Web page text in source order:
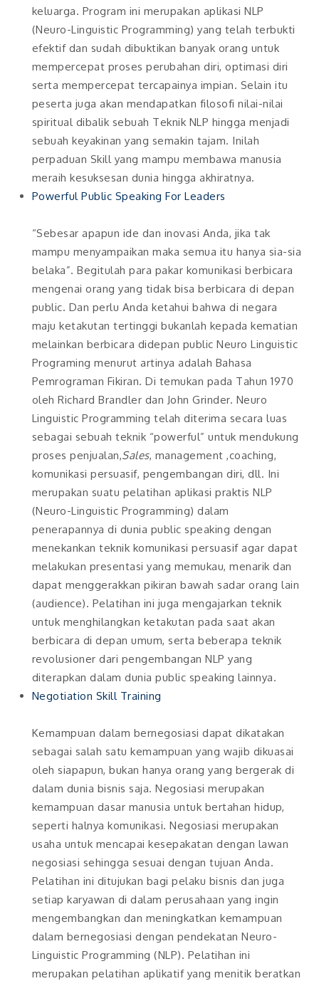
keluarga. Program ini merupakan aplikasi NLP
(Neuro-Linguistic Programming) yang telah terbukti
efektif dan sudah dibuktikan banyak orang untuk
mempercepat proses perubahan diri, optimasi diri
serta mempercepat tercapainya impian. Selain itu
peserta juga akan mendapatkan filosofi nilai-nilai
spiritual dibalik sebuah Teknik NLP hingga menjadi
sebuah keyakinan yang semakin tajam. Inilah
perpaduan Skill yang mampu membawa manusia
meraih kesuksesan dunia hingga akhiratnya.
Powerful Public Speaking For Leaders
“Sebesar apapun ide dan inovasi Anda, jika tak
mampu menyampaikan maka semua itu hanya sia-sia
belaka”. Begitulah para pakar komunikasi berbicara
mengenai orang yang tidak bisa berbicara di depan
public. Dan perlu Anda ketahui bahwa di negara
maju ketakutan tertinggi bukanlah kepada kematian
melainkan berbicara didepan public Neuro Linguistic
Programing menurut artinya adalah Bahasa
Pemrograman Fikiran. Di temukan pada Tahun 1970
oleh Richard Brandler dan John Grinder. Neuro
Linguistic Programming telah diterima secara luas
sebagai sebuah teknik “powerful” untuk mendukung
proses penjualan,Sales, management ,coaching,
komunikasi persuasif, pengembangan diri, dll. Ini
merupakan suatu pelatihan aplikasi praktis NLP
(Neuro-Linguistic Programming) dalam
penerapannya di dunia public speaking dengan
menekankan teknik komunikasi persuasif agar dapat
melakukan presentasi yang memukau, menarik dan
dapat menggerakkan pikiran bawah sadar orang lain
(audience). Pelatihan ini juga mengajarkan teknik
untuk menghilangkan ketakutan pada saat akan
berbicara di depan umum, serta beberapa teknik
revolusioner dari pengembangan NLP yang
diterapkan dalam dunia public speaking lainnya.
Negotiation Skill Training
Kemampuan dalam bernegosiasi dapat dikatakan
sebagai salah satu kemampuan yang wajib dikuasai
oleh siapapun, bukan hanya orang yang bergerak di
dalam dunia bisnis saja. Negosiasi merupakan
kemampuan dasar manusia untuk bertahan hidup,
seperti halnya komunikasi. Negosiasi merupakan
usaha untuk mencapai kesepakatan dengan lawan
negosiasi sehingga sesuai dengan tujuan Anda.
Pelatihan ini ditujukan bagi pelaku bisnis dan juga
setiap karyawan di dalam perusahaan yang ingin
mengembangkan dan meningkatkan kemampuan
dalam bernegosiasi dengan pendekatan Neuro-
Linguistic Programming (NLP). Pelatihan ini
merupakan pelatihan aplikatif yang menitik beratkan